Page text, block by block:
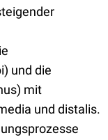
und die
mit
und distalis.